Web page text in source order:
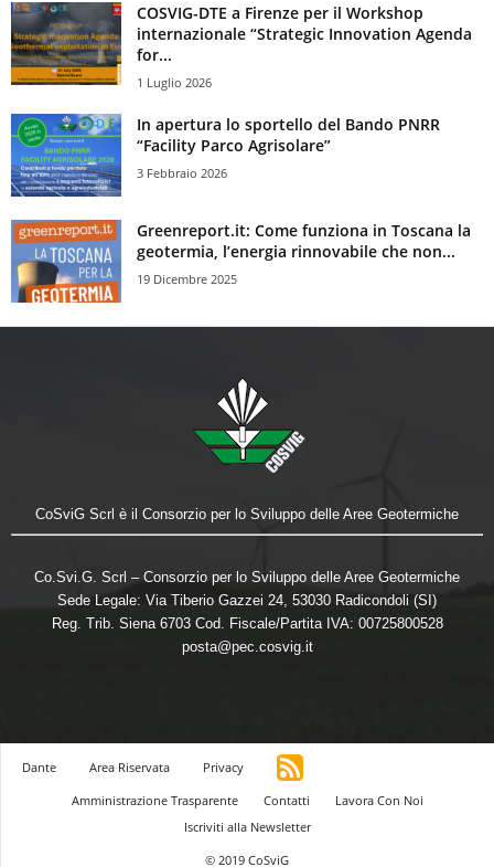
COSVIG-DTE a Firenze per il Workshop
internazionale “Strategic Innovation Agenda
for...
1 Luglio 2026
In apertura lo sportello del Bando PNRR
“Facility Parco Agrisolare”
3 Febbraio 2026
Greenreport.it: Come funziona in Toscana la
geotermia, l’energia rinnovabile che non...
19 Dicembre 2025
CoSviG Scrl è il Consorzio per lo Sviluppo delle Aree Geotermiche
Co.Svi.G. Scrl – Consorzio per lo Sviluppo delle Aree Geotermiche
Sede Legale: Via Tiberio Gazzei 24, 53030 Radicondoli (SI)
Reg. Trib. Siena 6703 Cod. Fiscale/Partita IVA: 00725800528
posta@pec.cosvig.it
Dante Area Riservata
Privacy
Amministrazione Trasparente
Contatti
Lavora Con Noi
Iscriviti alla Newsletter
© 2019 CoSviG